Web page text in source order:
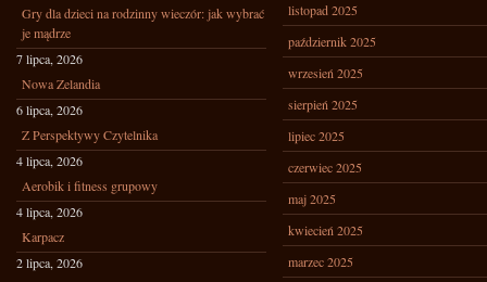
Gry dla dzieci na rodzinny wieczór: jak wybrać
je mądrze
7 lipca, 2026
Nowa Zelandia
6 lipca, 2026
Z Perspektywy Czytelnika
4 lipca, 2026
Aerobik i fitness grupowy
4 lipca, 2026
Karpacz
2 lipca, 2026
listopad 2025
październik 2025
wrzesień 2025
sierpień 2025
lipiec 2025
czerwiec 2025
maj 2025
kwiecień 2025
marzec 2025